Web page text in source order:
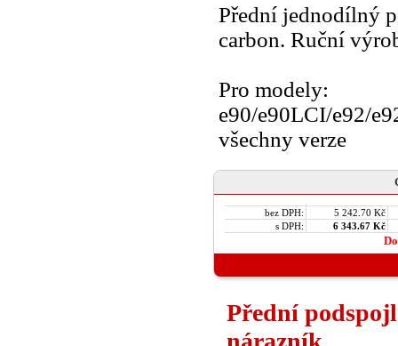
Přední jednodílný
carbon. Ruční
Pro modely:
e90/e90LCI/e92/
všechny verze
bez DPH:
5 242.70 Kč
s DPH:
6 343.67 Kč
Přední